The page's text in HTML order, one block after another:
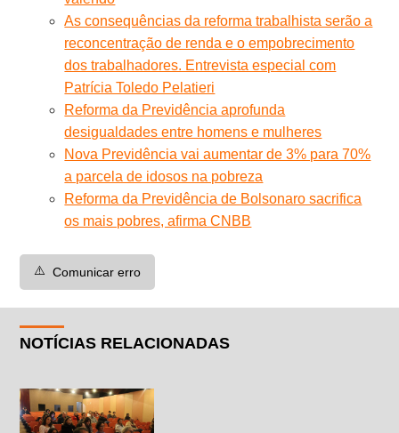
As consequências da reforma trabalhista serão a
reconcentração de renda e o empobrecimento
dos trabalhadores. Entrevista especial com
Patrícia Toledo Pelatieri
Reforma da Previdência aprofunda
desigualdades entre homens e mulheres
Nova Previdência vai aumentar de 3% para 70%
a parcela de idosos na pobreza
Reforma da Previdência de Bolsonaro sacrifica
os mais pobres, afirma CNBB
⚠️ Comunicar erro
NOTÍCIAS RELACIONADAS